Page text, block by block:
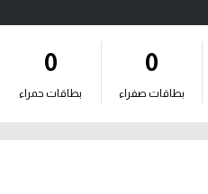
0
بطاقات صفراء
0
بطاقات حمراء